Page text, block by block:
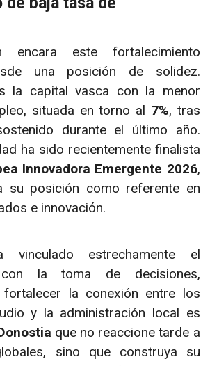
encara este fortalecimiento
una posición de solidez.
la capital vasca con la menor
situada en torno al 7%, tras
durante el último año.
ha sido recientemente finalista
Innovadora Emergente 2026,
su posición como referente en
e innovación.
vinculado estrechamente el
con la toma de decisiones,
la conexión entre los
y la administración local es
que no reaccione tarde a
sino que construya su